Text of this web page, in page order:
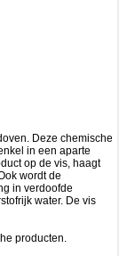
Deze chemische
in een aparte
op de vis, haagt
wordt de
in verdoofde
water. De vis
producten.